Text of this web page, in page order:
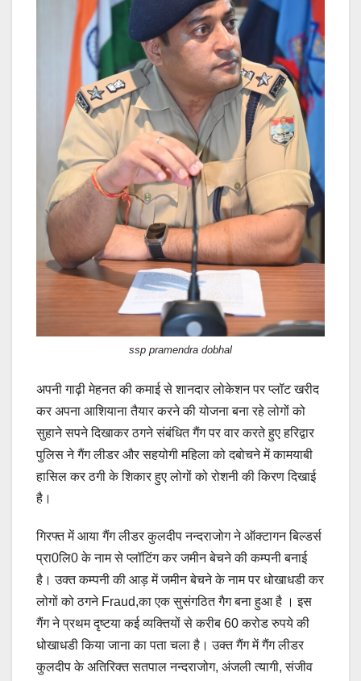
ssp pramendra dobhal
अपनी गाढ़ी मेहनत की कमाई से शानदार लोकेशन पर प्लॉट खरीद
कर अपना आशियाना तैयार करने की योजना बना रहे लोगों को
सुहाने सपने दिखाकर ठगने संबंधित गैंग पर वार करते हुए हरिद्वार
पुलिस ने गैंग लीडर और सहयोगी महिला को दबोचने में कामयाबी
हासिल कर ठगी के शिकार हुए लोगों को रोशनी की किरण दिखाई
है।
गिरफ्त में आया गैंग लीडर कुलदीप नन्दराजोग ने ऑक्टागन बिल्डर्स
प्रा0लि0 के नाम से प्लॉटिंग कर जमीन बेचने की कम्पनी बनाई
है। उक्त कम्पनी की आड़ में जमीन बेचने के नाम पर धोखाधडी कर
लोगों को ठगने Fraud,का एक सुसंगठित गैग बना हुआ है । इस
गैंग ने प्रथम दृष्टया कई व्यक्तियों से करीब 60 करोड रुपये की
धोखाधडी किया जाना का पता चला है। उक्त गैंग में गैंग लीडर
कुलदीप के अतिरिक्त सतपाल नन्दराजोग, अंजली त्यागी, संजीव